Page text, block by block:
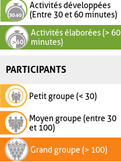
Activités développées
(Entre 30 et 60 minutes)
Activités élaborées (> 60
minutes)
PARTICIPANTS
Petit groupe (< 30)
Moyen groupe (entre 30
et 100)
Grand groupe (> 100)